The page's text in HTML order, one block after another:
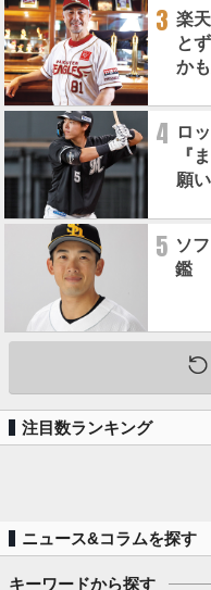
3 楽
と
か
っ
4
ロ
『
願
5 ソ
鑑
注目数ランキング
ニュース&コラムを探す
キーワードから探す